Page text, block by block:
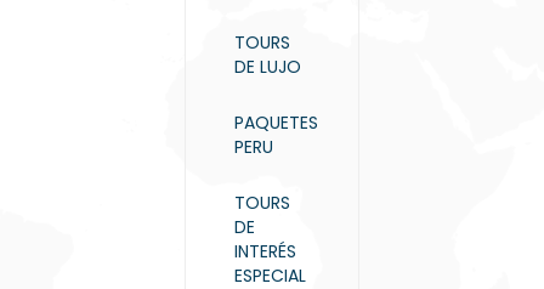
TOURS
DE LUJO
PAQUETES
PERU
TOURS
DE
INTERÉS
ESPECIAL